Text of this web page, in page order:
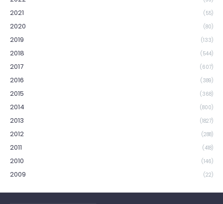
2021 (55)
2020 (80)
2019 (133)
2018 (544)
2017 (607)
2016 (389)
2015 (368)
2014 (800)
2013 (1827)
2012 (288)
2011 (418)
2010 (146)
2009 (22)